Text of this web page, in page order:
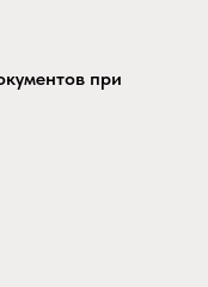
при